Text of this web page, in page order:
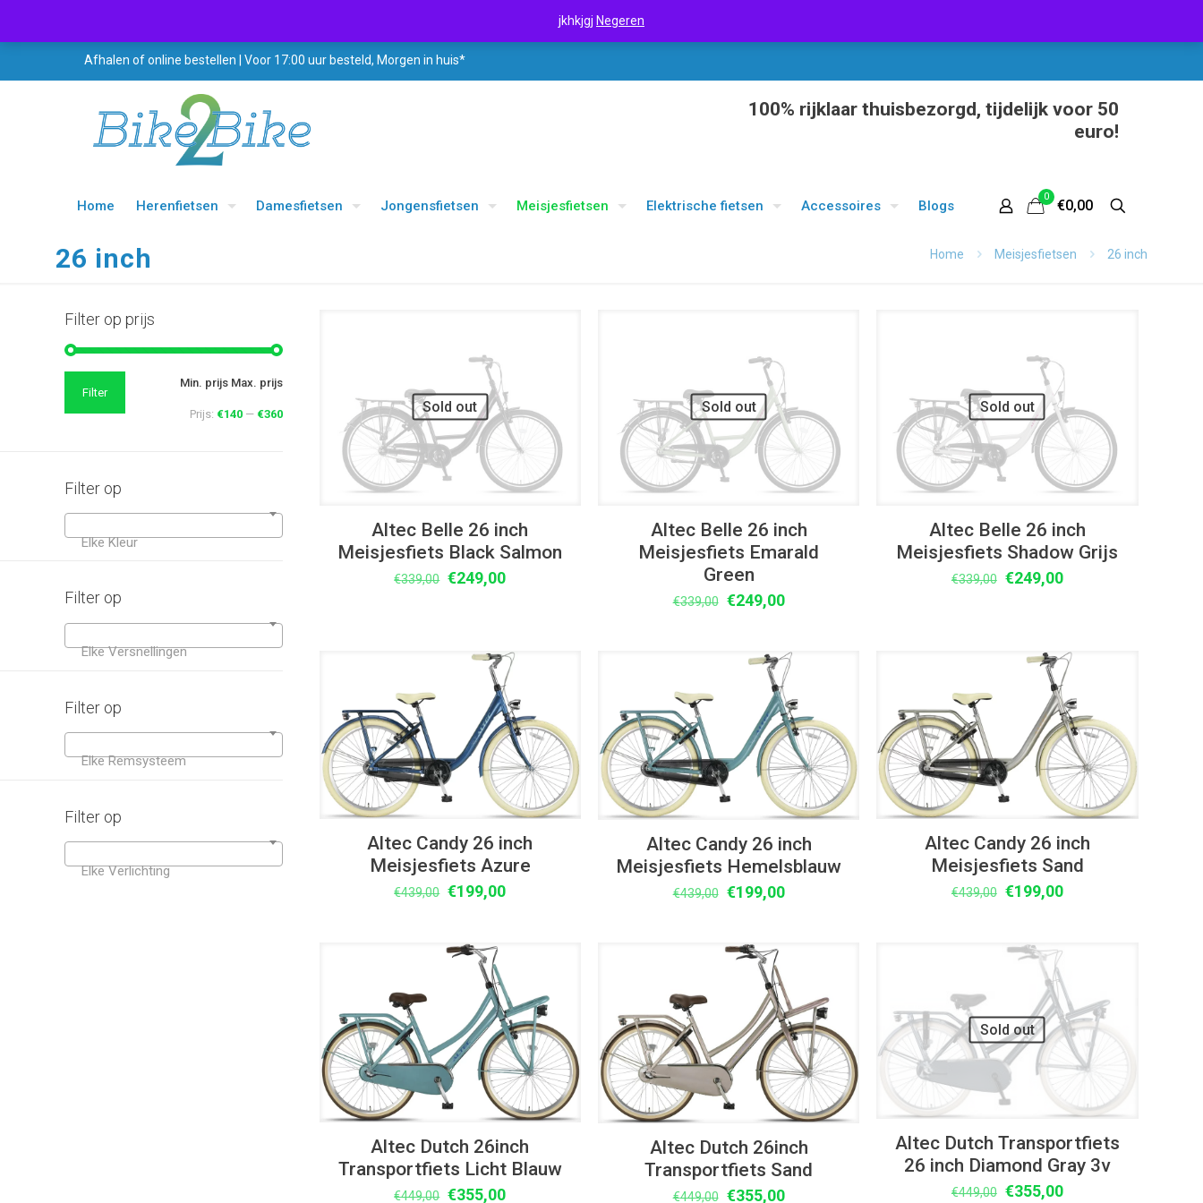
Afhalen of online bestellen | Voor 17:00 uur besteld, Morgen in huis*
Home Herenfietsen Damesfietsen Jongensfietsen Meisjesfietsen Elektrische fietsen Accessoires Blogs
100% rijklaar thuisbezorgd, tijdelijk voor 50
euro!
0
€0,00
26 inch Home Meisjesfietsen 26 inch
Sold out
Altec Belle 26 inch
Meisjesfiets Black Salmon
€339,00 Oorspronkelijke
€249,00Huidige
Sold out
Altec Belle 26 inch
Meisjesfiets Emarald
Green
€339,00 Oorspronkelijke
€339,00.
€249,00Huidige
€249,00.
Sold out
Altec Belle 26 inch
Meisjesfiets Shadow Grijs
€339,00 Oorspronkelijke
€249,00Huidige
Altec Candy 26 inch
Meisjesfiets Azure
€439,00 Oorspronkelijke
€439,00.
€199,00Huidige
Altec Candy 26 inch
Meisjesfiets Hemelsblauw
€439,00 Oorspronkelijke
€439,00.
€199,00Huidige
Altec Candy 26 inch
Meisjesfiets Sand
€439,00 Oorspronkelijke
€439,00.
€199,00Huidige
€199,00.
Altec Dutch 26inch
Transportfiets Licht Blauw
€449,00 Oorspronkelijke
€355,00Huidige
Altec Dutch 26inch
Transportfiets Sand
€449,00 Oorspronkelijke
€355,00Huidige
Sold out
Altec Dutch Transportfiets
26 inch Diamond Gray 3v
€449,00 Oorspronkelijke
€355,00Huidige
Filter op prijs
Min. prijs Max. prijs
Filter
Prijs: €140 — €360
Filter op
Elke Kleur
Filter op
Elke Versnellingen
Filter op
Elke Remsysteem
Filter op
Elke Verlichting
jkhkjgj Negeren